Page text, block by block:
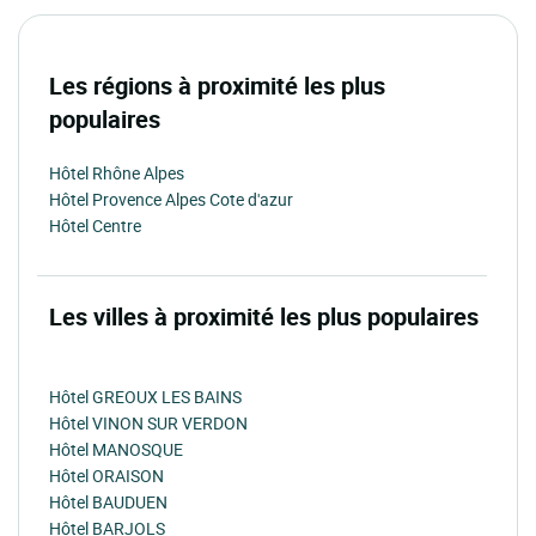
Les régions à proximité les plus
populaires
Hôtel Rhône Alpes
Hôtel Provence Alpes Cote d'azur
Hôtel Centre
Les villes à proximité les plus populaires
Hôtel GREOUX LES BAINS
Hôtel VINON SUR VERDON
Hôtel MANOSQUE
Hôtel ORAISON
Hôtel BAUDUEN
Hôtel BARJOLS